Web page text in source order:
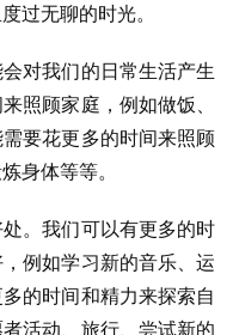
过无聊的时光。
对我们的日常生活产生
照顾家庭，例如做饭、
要花更多的时间来照顾
身体等等。
。我们可以有更多的时
例如学习新的音乐、运
的时间和精力来探索自
活动、旅行、尝试新的